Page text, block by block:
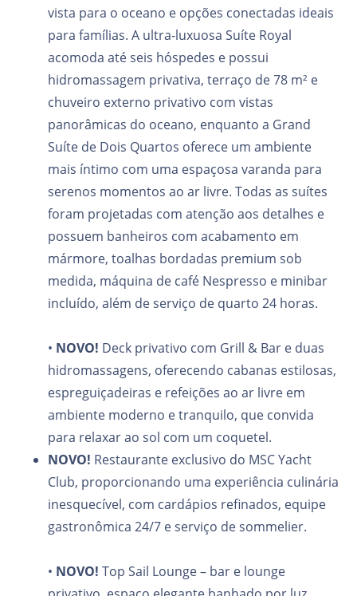
vista para o oceano e opções conectadas ideais
para famílias. A ultra‑luxuosa Suíte Royal
acomoda até seis hóspedes e possui
hidromassagem privativa, terraço de 78 m² e
chuveiro externo privativo com vistas
panorâmicas do oceano, enquanto a Grand
Suíte de Dois Quartos oferece um ambiente
mais íntimo com uma espaçosa varanda para
serenos momentos ao ar livre. Todas as suítes
foram projetadas com atenção aos detalhes e
possuem banheiros com acabamento em
mármore, toalhas bordadas premium sob
medida, máquina de café Nespresso e minibar
incluído, além de serviço de quarto 24 horas.
• NOVO! Deck privativo com Grill & Bar e duas
hidromassagens, oferecendo cabanas estilosas,
espreguiçadeiras e refeições ao ar livre em
ambiente moderno e tranquilo, que convida
para relaxar ao sol com um coquetel.
NOVO! Restaurante exclusivo do MSC Yacht
Club, proporcionando uma experiência culinária
inesquecível, com cardápios refinados, equipe
gastronômica 24/7 e serviço de sommelier.
• NOVO! Top Sail Lounge – bar e lounge